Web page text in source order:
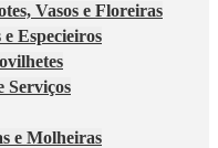
Vasos e Floreiras
Especieiros
Serviços
e Molheiras